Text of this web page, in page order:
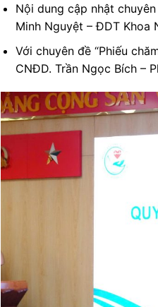
Nội dung cập nhật
Minh Nguyệt – ĐDT Khoa
Với chuyên đề “Phiếu
CNĐD. Trần Ngọc Bích –